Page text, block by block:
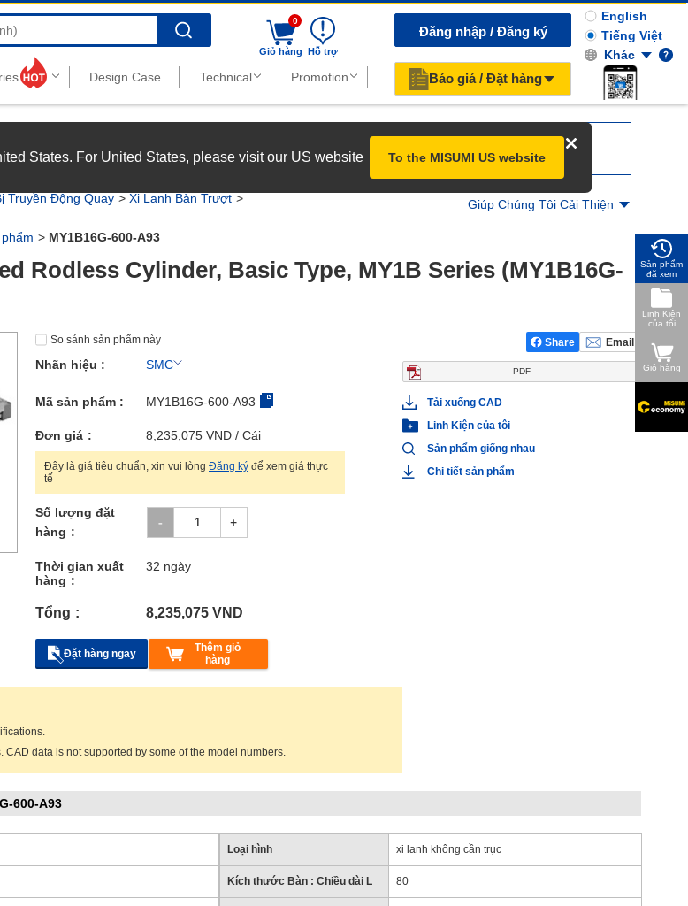
Search
0
Giỏ hàng Hỗ trợ
Đăng nhập / Đăng ký
Báo giá / Đặt hàng
English
Tiếng Việt
Khác
States. For United States, please visit our US website To the MISUMI US website
Vietnam.See more
Truyền Động Quay
Xi Lanh Bàn Trượt
MY1B16G-600-A93
Giúp Chúng Tôi Cải Thiện
Rodless Cylinder, Basic Type, MY1B Series (MY1B16G-
So sánh sản phẩm này
Nhãn hiệu : SMC
Mã sản phẩm : MY1B16G-600-A93
Đơn giá 8,235,075 VND / Cái
Đây là giá tiêu chuẩn, xin vui lòng Đăng ký để xem giá thực
tế
Số lượng đặt
hàng
Thời gian xuất
hàng
32 ngày
Tổng 8,235,075 VND
Đặt hàng ngay
Thêm giỏ
hàng
CAD data is not supported by some of the model numbers.
Share Email
PDF
Tải xuống CAD
Linh Kiện của tôi
Sản phẩm giống nhau
Chi tiết sản phẩm
600-A93
Loại hình xi lanh không cần trục
Kích thước Bàn : Chiều dài L 80
Sản phẩm
đã xem
Linh Kiện
của tôi
Giỏ hàng